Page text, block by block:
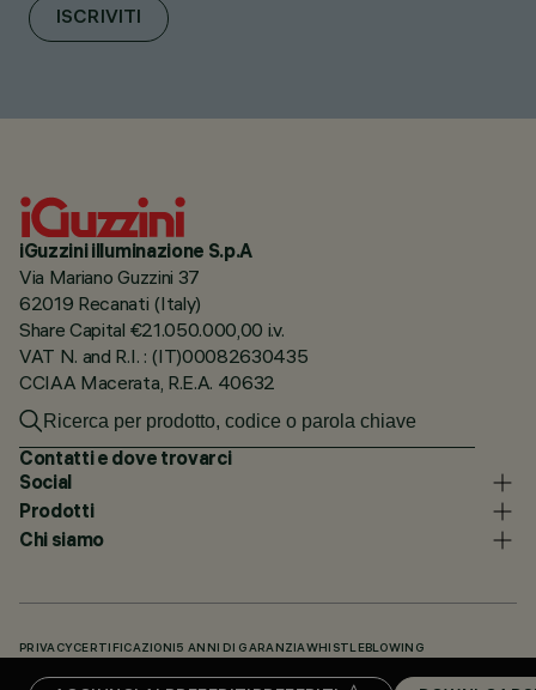
ISCRIVITI
iGuzzini illuminazione S.p.A
Via Mariano Guzzini 37
62019 Recanati (Italy)
Share Capital €21.050.000,00 i.v.
VAT N. and R.I. : (IT)00082630435
CCIAA Macerata, R.E.A. 40632
Contatti e dove trovarci
Social
Prodotti
Chi siamo
PRIVACY CERTIFICAZIONI 5 ANNI DI GARANZIAWHISTLEBLOWING